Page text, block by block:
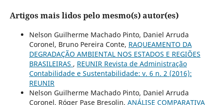
Artigos mais lidos pelo mesmo(s) autor(es)
Nelson Guilherme Machado Pinto, Daniel Arruda
Coronel, Bruno Pereira Conte, RAQUEAMENTO DA
DEGRADAÇÃO AMBIENTAL NOS ESTADOS E REGIÕES
BRASILEIRAS , REUNIR Revista de Administração
Contabilidade e Sustentabilidade: v. 6 n. 2 (2016):
REUNIR
Nelson Guilherme Machado Pinto, Daniel Arruda
Coronel, Róger Pase Bresolin, ANÁLISE COMPARATIVA